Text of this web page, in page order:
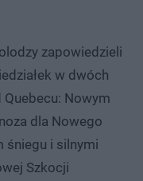
zapowiedzieli
w dwóch
Nowym
dla Nowego
śniegu i silnymi
Szkocji